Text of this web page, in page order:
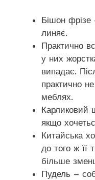
Бішон фрізе
линяє.
Практично
у них
випадає.
практично
меблях.
Карликовий
якщо
Китайська
до того ж її
більше
Пудель –